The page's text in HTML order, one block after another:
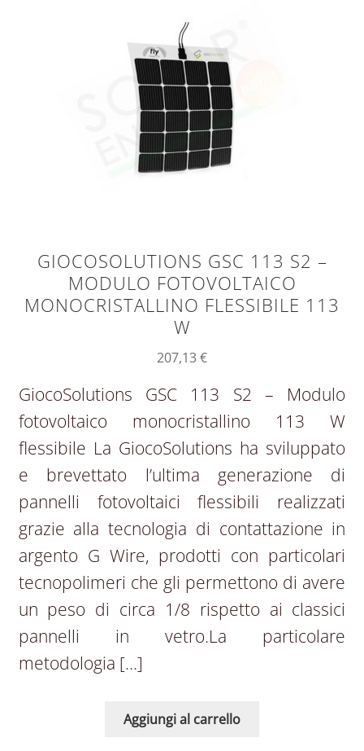
GIOCOSOLUTIONS GSC 113 S2 –
MODULO FOTOVOLTAICO
MONOCRISTALLINO FLESSIBILE 113
W
207,13€
GiocoSolutions GSC 113 S2 – Modulo
fotovoltaico monocristallino 113 W
flessibile La GiocoSolutions ha sviluppato
e brevettato l’ultima generazione di
pannelli fotovoltaici flessibili realizzati
grazie alla tecnologia di contattazione in
argento G Wire, prodotti con particolari
tecnopolimeri che gli permettono di avere
un peso di circa 1/8 rispetto ai classici
pannelli in vetro.La particolare
metodologia […]
Aggiungi al carrello